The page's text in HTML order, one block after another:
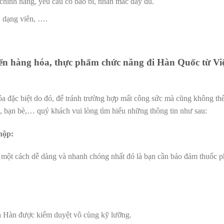
dạng viên, ….
hàng hóa, thực phẩm chức năng đi Hàn Quốc từ
đặc biệt do đó, để tránh trường hợp mất công sức mà cũng không
bạn bè,… quý khách vui lòng tìm hiểu những thông tin như sau:
cách dễ dàng và nhanh chóng nhất đó là bạn cần bảo đảm thuốc
được kiểm duyệt vô cùng kỹ lưỡng.